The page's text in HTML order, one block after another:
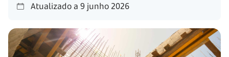
Atualizado a 9 junho 2026